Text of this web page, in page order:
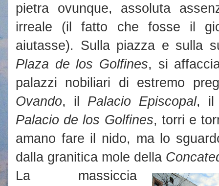
pietra ovunque, assoluta
irreale (il fatto che fosse il
aiutasse). Sulla piazza e sulla
Plaza de los Golfines, si
palazzi nobiliari di estremo
Ovando, il Palacio Episcopal,
Palacio de los Golfines, torri e
amano fare il nido, ma lo
dalla granitica mole della
La massiccia